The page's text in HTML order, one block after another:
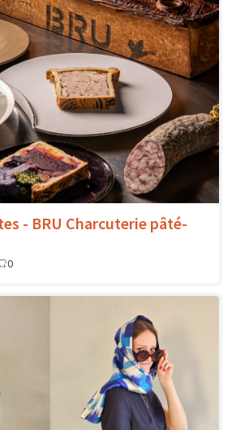
- BRU Charcuterie pâté-
0